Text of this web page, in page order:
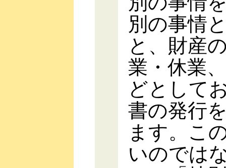
別の事情
と、財産
業・休業
どとして
書の発行
ます。こ
いのでは